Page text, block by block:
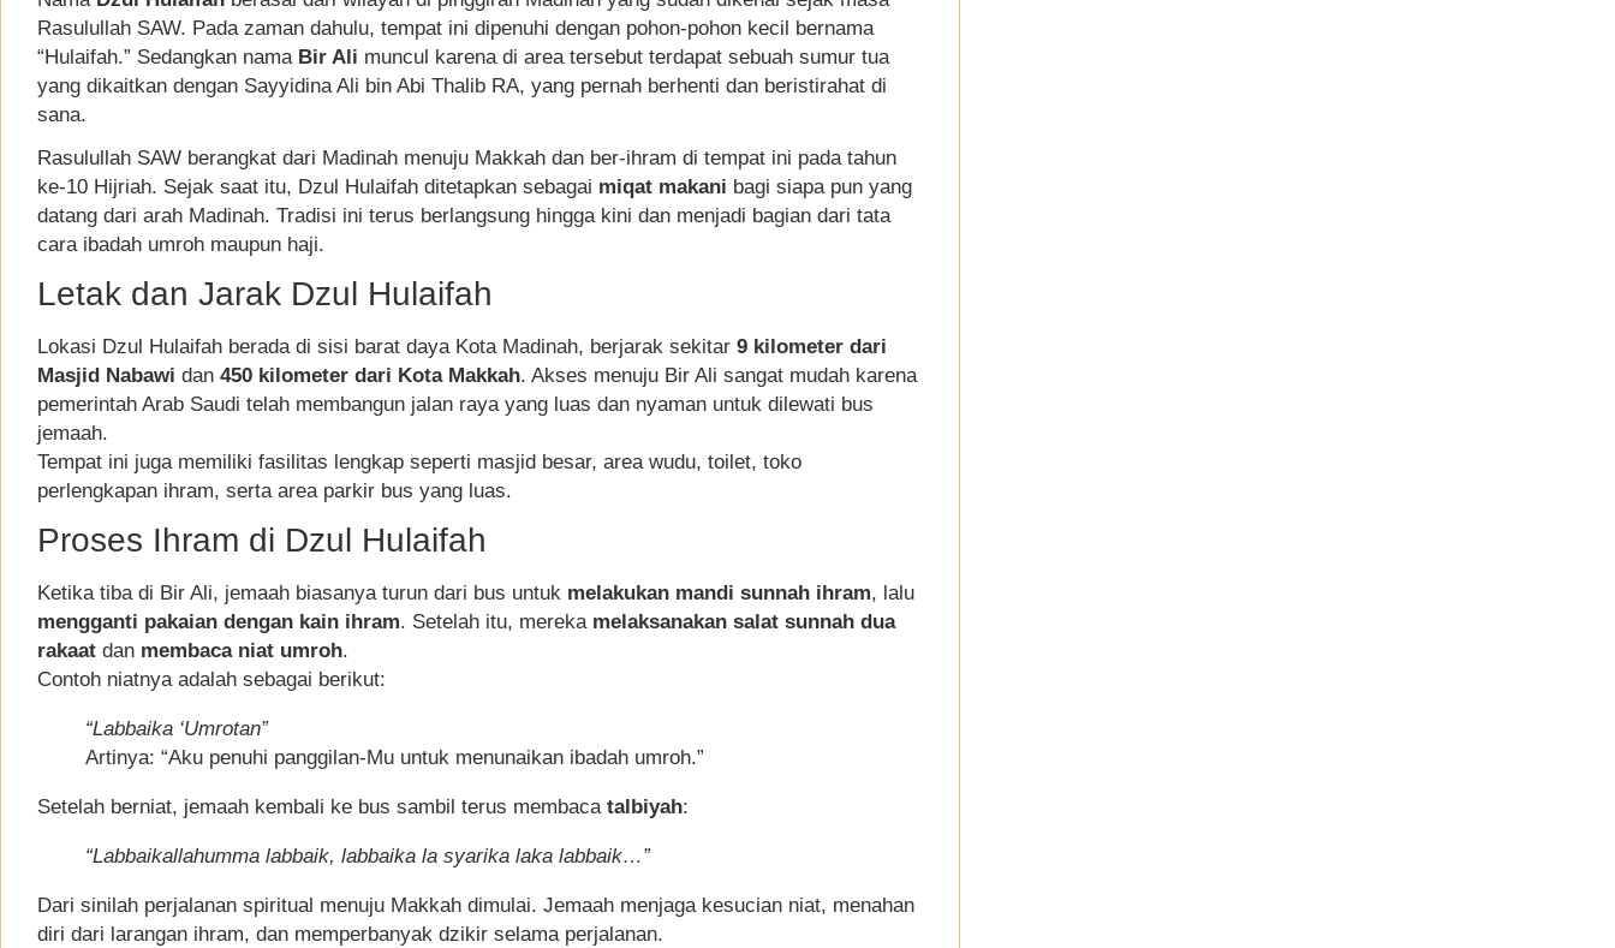
Rasulullah SAW. Pada zaman dahulu, tempat ini dipenuhi dengan pohon-pohon kecil bernama
“Hulaifah.” Sedangkan nama Bir Ali muncul karena di area tersebut terdapat sebuah sumur tua
yang dikaitkan dengan Sayyidina Ali bin Abi Thalib RA, yang pernah berhenti dan beristirahat di
sana.
Rasulullah SAW berangkat dari Madinah menuju Makkah dan ber-ihram di tempat ini pada tahun
ke-10 Hijriah. Sejak saat itu, Dzul Hulaifah ditetapkan sebagai miqat makani bagi siapa pun yang
datang dari arah Madinah. Tradisi ini terus berlangsung hingga kini dan menjadi bagian dari tata
cara ibadah umroh maupun haji.
Letak dan Jarak Dzul Hulaifah
Lokasi Dzul Hulaifah berada di sisi barat daya Kota Madinah, berjarak sekitar 9 kilometer dari
Masjid Nabawi dan 450 kilometer dari Kota Makkah. Akses menuju Bir Ali sangat mudah karena
pemerintah Arab Saudi telah membangun jalan raya yang luas dan nyaman untuk dilewati bus
jemaah.
Tempat ini juga memiliki fasilitas lengkap seperti masjid besar, area wudu, toilet, toko
perlengkapan ihram, serta area parkir bus yang luas.
Proses Ihram di Dzul Hulaifah
Ketika tiba di Bir Ali, jemaah biasanya turun dari bus untuk melakukan mandi sunnah ihram, lalu
mengganti pakaian dengan kain ihram. Setelah itu, mereka melaksanakan salat sunnah dua
rakaat dan membaca niat umroh.
Contoh niatnya adalah sebagai berikut:
“Labbaika ‘Umrotan”
Artinya: “Aku penuhi panggilan-Mu untuk menunaikan ibadah umroh.”
Setelah berniat, jemaah kembali ke bus sambil terus membaca talbiyah:
“Labbaikallahumma labbaik, labbaika la syarika laka labbaik…”
Dari sinilah perjalanan spiritual menuju Makkah dimulai. Jemaah menjaga kesucian niat, menahan
diri dari larangan ihram, dan memperbanyak dzikir selama perjalanan.